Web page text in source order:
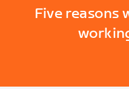
Five reasons